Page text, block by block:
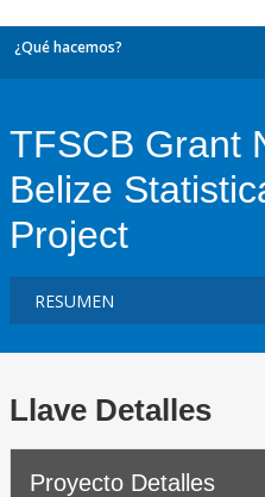
¿Qué hacemos?
TFSCB Grant
Belize
Project
Llave Detalles
Proyecto Detalles